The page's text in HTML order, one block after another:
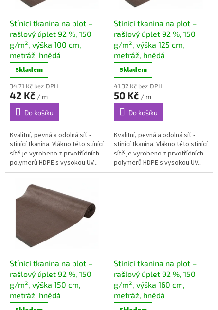
Stínící tkanina na plot –
rašlový úplet 92 %, 150
g/m², výška 100 cm,
metráž, hnědá
Skladem
34,71 Kč bez DPH
42 Kč / m
Do košíku
Kvalitní, pevná a odolná síť -
stínící tkanina. Vlákno této stínící
sítě je vyrobeno z prvotřídních
polymerů HDPE s vysokou UV...
Stínící tkanina na plot –
rašlový úplet 92 %, 150
g/m², výška 125 cm,
metráž, hnědá
Skladem
41,32 Kč bez DPH
50 Kč / m
Do košíku
Kvalitní, pevná a odolná síť -
stínící tkanina. Vlákno této stínící
sítě je vyrobeno z prvotřídních
polymerů HDPE s vysokou UV...
Stínící tkanina na plot –
rašlový úplet 92 %, 150
g/m², výška 150 cm,
metráž, hnědá
Stínící tkanina na plot –
rašlový úplet 92 %, 150
g/m², výška 160 cm,
metráž, hnědá